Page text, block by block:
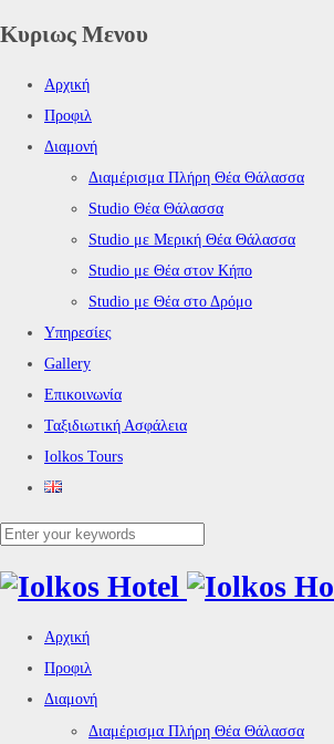
Κυριως Μενου
Αρχική
Προφιλ
Διαμονή
Διαμέρισμα Πλήρη Θέα Θάλασσα
Studio Θέα Θάλασσα
Studio με Μερική Θέα Θάλασσα
Studio με Θέα στον Κήπο
Studio με Θέα στο Δρόμο
Υπηρεσίες
Gallery
Επικοινωνία
Ταξιδιωτική Ασφάλεια
Iolkos Tours
Αρχική
Προφιλ
Διαμονή
Διαμέρισμα Πλήρη Θέα Θάλασσα